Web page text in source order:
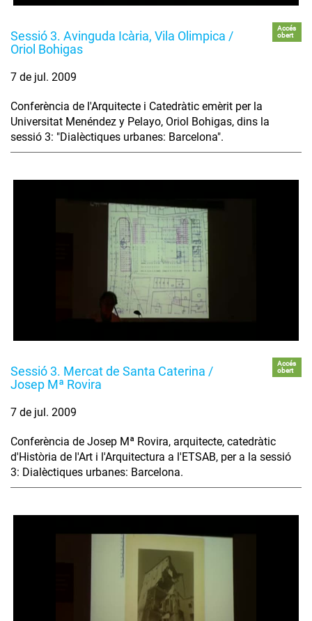
Sessió 3. Avinguda Icària, Vila Olimpica /
Oriol Bohigas
Accés
obert
7 de jul. 2009
Conferència de l'Arquitecte i Catedràtic emèrit per la
Universitat Menéndez y Pelayo, Oriol Bohigas, dins la
sessió 3: "Dialèctiques urbanes: Barcelona".
Sessió 3. Mercat de Santa Caterina /
Josep Mª Rovira
Accés
obert
7 de jul. 2009
Conferència de Josep Mª Rovira, arquitecte, catedràtic
d'Història de l'Art i l'Arquitectura a l'ETSAB, per a la sessió
3: Dialèctiques urbanes: Barcelona.